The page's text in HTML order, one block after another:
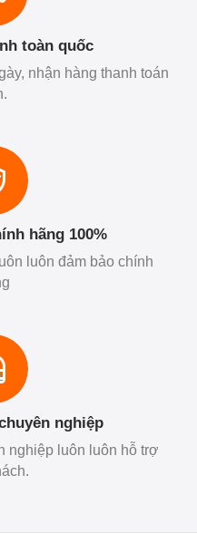
toàn quốc
nhận hàng thanh toán
hãng 100%
luôn đảm bảo chính
nghiệp
nghiệp luôn luôn hỗ trợ